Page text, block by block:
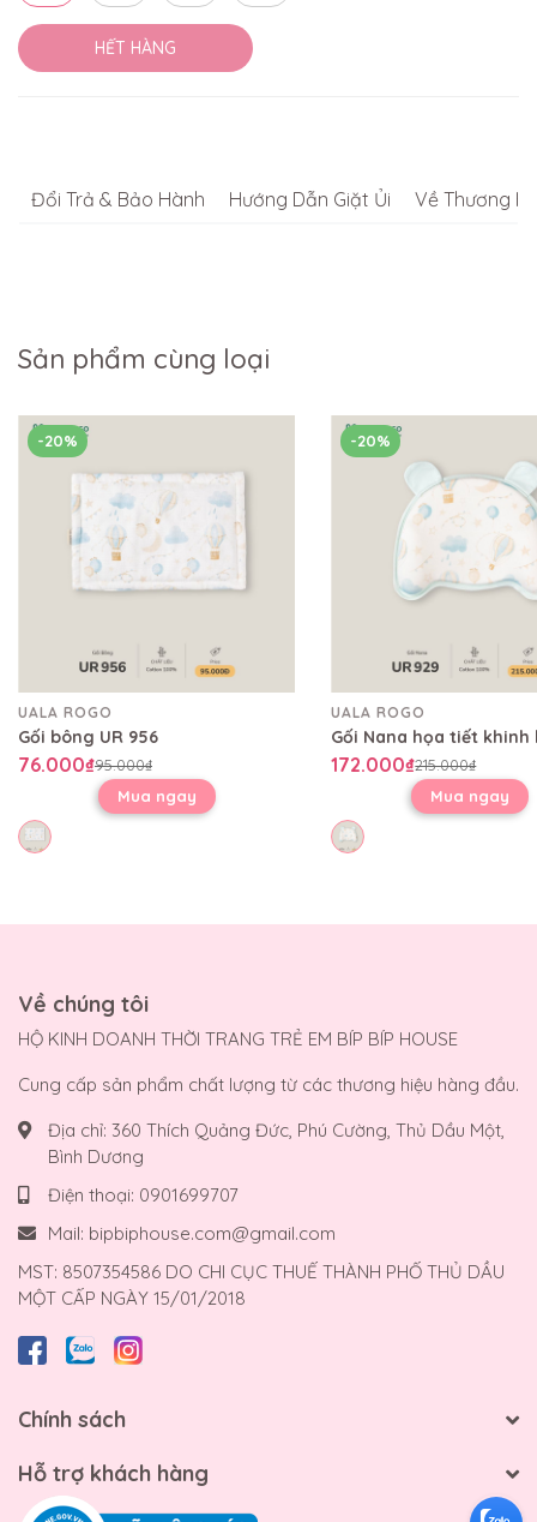
HẾT HÀNG
Đổi Trả & Bảo Hành Hướng Dẫn Giặt Ủi Về Thương
Sản phẩm cùng loại
-20%
UALA ROGO
Gối bông UR 956
76.000₫95.000₫
Mua ngay
-20%
UALA ROGO
172.000₫215.000₫
Mua ngay
Về chúng tôi
HỘ KINH DOANH THỜI TRANG TRẺ EM BÍP BÍP HOUSE
Cung cấp sản phẩm chất lượng từ các thương hiệu hàng đầu.
Địa chỉ: 360 Thích Quảng Đức, Phú Cường, Thủ Dầu Một,
Bình Dương
Điện thoại: 0901699707
Mail: bipbiphouse.com@gmail.com
MST: 8507354586 DO CHI CỤC THUẾ THÀNH PHỐ THỦ DẦU
MỘT CẤP NGÀY 15/01/2018
Chính sách
Hỗ trợ khách hàng